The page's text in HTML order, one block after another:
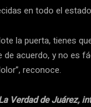
en todo el
la puerta, tienes
de acuerdo, y no es
reconoce.
Verdad de Juárez,